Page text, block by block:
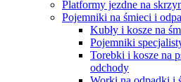
Platformy jezdne na
Pojemniki na śmieci i
Kubły i kosze na
Pojemniki
Torebki i kosze na
odchody